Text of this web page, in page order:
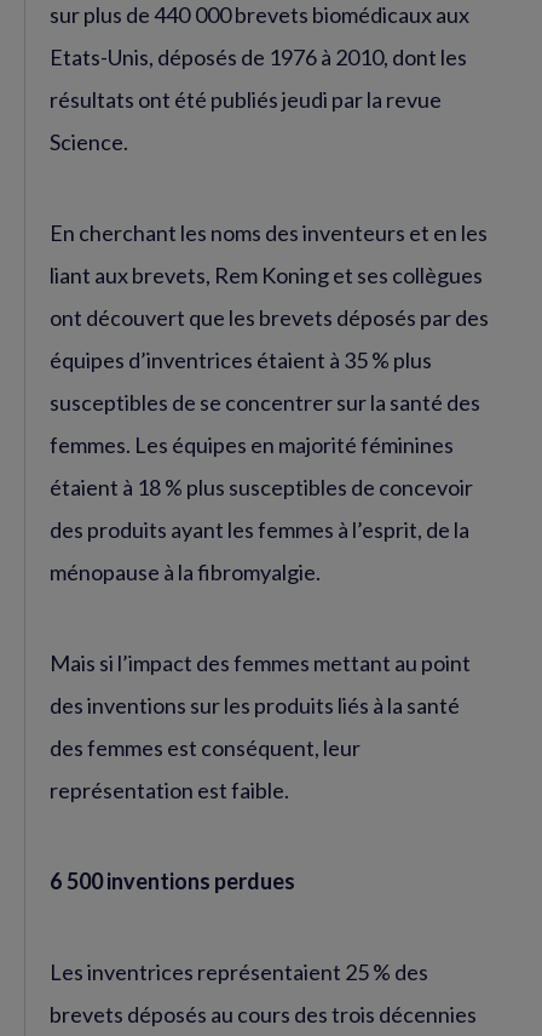
sur plus de 440 000 brevets biomédicaux aux
Etats-Unis, déposés de 1976 à 2010, dont les
résultats ont été publiés jeudi par la revue
Science.
En cherchant les noms des inventeurs et en les
liant aux brevets, Rem Koning et ses collègues
ont découvert que les brevets déposés par des
équipes d’inventrices étaient à 35 % plus
susceptibles de se concentrer sur la santé des
femmes. Les équipes en majorité féminines
étaient à 18 % plus susceptibles de concevoir
des produits ayant les femmes à l’esprit, de la
ménopause à la fibromyalgie.
Mais si l’impact des femmes mettant au point
des inventions sur les produits liés à la santé
des femmes est conséquent, leur
représentation est faible.
6 500 inventions perdues
Les inventrices représentaient 25 % des
brevets déposés au cours des trois décennies